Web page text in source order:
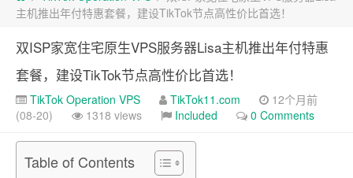
主机推出年付特惠套餐，建设TikTok节点高性价比首选！
双ISP家宽住宅原生VPS服务器Lisa主机推出年付特惠
套餐，建设TikTok节点高性价比首选！
TikTok Operation VPS TikTok11.com
12个月前
(08-20)
1318 views Included 0 Comments
Table of Contents